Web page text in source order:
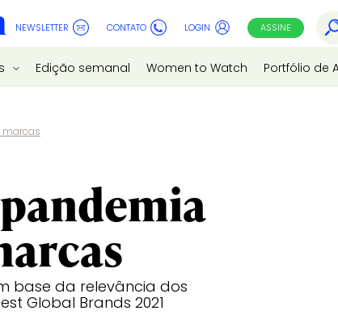
NEWSLETTER CONTATO LOGIN ASSINE
Edição semanal Women to Watch Portfólio de
base da relevância dos
Global Brands 2021